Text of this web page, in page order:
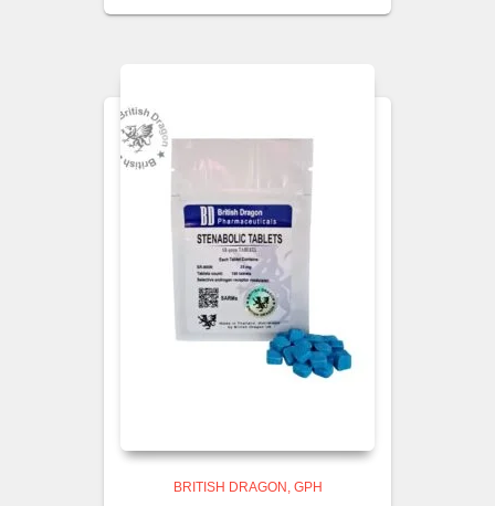
BRITISH DRAGON GPH